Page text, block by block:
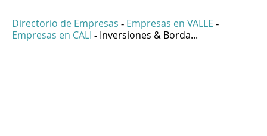
Directorio de Empresas - Empresas en VALLE -
Empresas en CALI - Inversiones & Borda...